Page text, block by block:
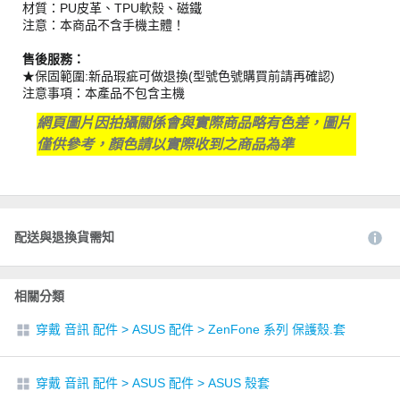
材質：PU皮革、TPU軟殼、磁鐵
注意：本商品不含手機主體！
售後服務：
★保固範圍:新品瑕疵可做退換(型號色號購買前請再確認)
注意事項：本產品不包含主機
網頁圖片因拍攝關係會與實際商品略有色差，圖片
僅供參考，顏色請以實際收到之商品為準
配送與退換貨需知
相關分類
穿戴 音訊 配件 > ASUS 配件 > ZenFone 系列 保護殼.套
穿戴 音訊 配件 > ASUS 配件 > ASUS 殼套